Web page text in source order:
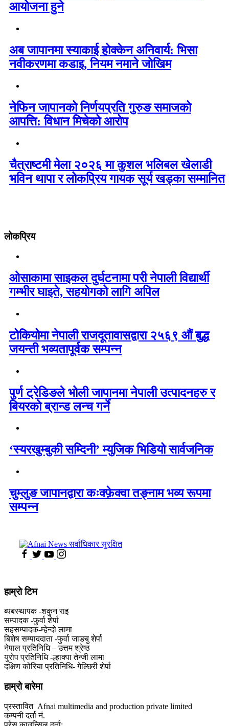
आयोजना हुने
अब जापानमा स्याकाई होक्केन अनिवार्य: भिसा
नवीकरणमा कडाइ, नियम नमाने जोखिम
नेफिन जापानको निर्णयप्रति गुरुङ समाजको
आपत्ति: विधान मिचेको आरोप
चैत्राष्टमी मेला २०२६ मा कुशल भलिबल खेलाडी
भविन थापा र लोकप्रिय गायक सूर्य खड्का सम्मानित
लोकप्रिय
ओसाकामा साइकल दुर्घटनामा परी नेपाली विद्यार्थी
गम्भीर घाइते, सहयोगको लागि अपिल
टोकियोमा नेपाली राजदूतावासद्वारा २५६९ औं बुद्ध
जयन्ती भव्यतापूर्वक सम्पन्न
पुर्ण ट्रेडिङले भोली जापानमा नेपाली उत्पादनहरु र
बियरको ब्रान्ड लन्च गर्ने
‘स्यरखुम्बुकी सम्दिनी’ म्युजिक भिडियो सार्वजनिक
चुम्लुङ जापानद्वारा कःक्फ़ेक्वा तङ्नाम भव्य रूपमा
सम्पन्न
हाम्राे टिम
ब्यबस्थापक -शकुन राइ
सम्पादक -फुर्वा शेर्पा
सहसम्पादक-म्हेन्दो लामा
‍बिशेष सम्पाददाता -फुर्वा जा‌ङबु शेर्पा
नेपाल प्रतिनिधि – उत्तम श्रेष्ठ
युरोप प्रतिनिधि -ल्हाक्पा तेन्जी लामा
दक्षिण कोरिया प्रतिनिधि- गेल्छिरी शेर्पा
हाम्रो बारेमा
प्रस्तावित Afnai multimedia and production private limited
कम्पनी दर्ता नं.